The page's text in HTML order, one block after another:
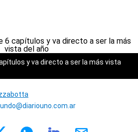
y va directo a ser la más vista